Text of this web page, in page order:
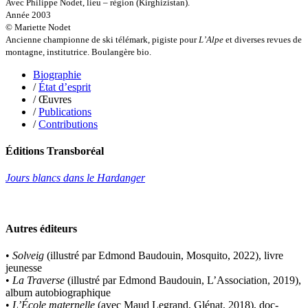
Pajetnov Valentin
Pastureau Jean
Pavie Auguste
Peltier Julien
Pinchon Emmanuel
Pitiot Michaël
Pitras Olivier
Plane Alice
Poncins Gontran de
Poussin Alexandre
Prjevalski Nikolaï
Ravel Patrice de
Ripart Jacqueline
Rochez Carine
Rondón Analía
Avec Philippe Nodet, lieu – région (Kirghizistan).
Année 2003
© Mariette Nodet
Ancienne championne de ski télémark, pigiste pour L’Alpe et diverses revues de
montagne, institutrice. Boulangère bio.
Biographie
/État d’esprit
/ Œuvres
/Publications
/Contributions
Éditions Transboréal
Jours blancs dans le Hardanger
Autres éditeurs
• Solveig (illustré par Edmond Baudouin, Mosquito, 2022), livre
jeunesse
• La Traverse (illustré par Edmond Baudouin, L’Association, 2019),
album autobiographique
• L’École maternelle (avec Maud Legrand, Glénat, 2018), doc-